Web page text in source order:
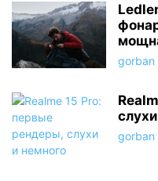
gorban
gorban